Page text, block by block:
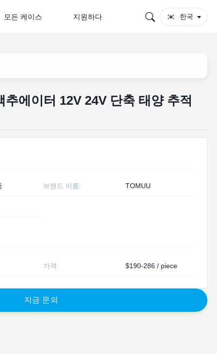
모든 케이스 지원하다 한국
에이터 12V 24V 단축 태양 추적
브랜드 이름: TOMUU
가격: $190-286 / piece
지 금 문의